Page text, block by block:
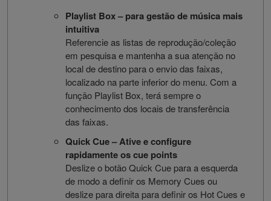
Playlist Box – para gestão de música mais
intuitiva
Referencie as listas de reprodução/coleção
em pesquisa e mantenha a sua atenção no
local de destino para o envio das faixas,
localizado na parte inferior do menu. Com a
função Playlist Box, terá sempre o
conhecimento dos locais de transferência
das faixas.
Quick Cue – Ative e configure
rapidamente os cue points
Deslize o botão Quick Cue para a esquerda
de modo a definir os Memory Cues ou
deslize para direita para definir os Hot Cues e